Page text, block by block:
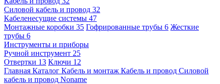
Силовой кабель и провод 32
Кабеленесущие системы 47
Монтажные коробки 35 Гофрированные трубы 6 Жесткие
трубы 6
Инструменты и приборы
Ручной инструмент 25
Отвертки 13 Ключи 12
Главная Каталог Кабель и монтаж Кабель и провод Силовой
кабель и провод Noname